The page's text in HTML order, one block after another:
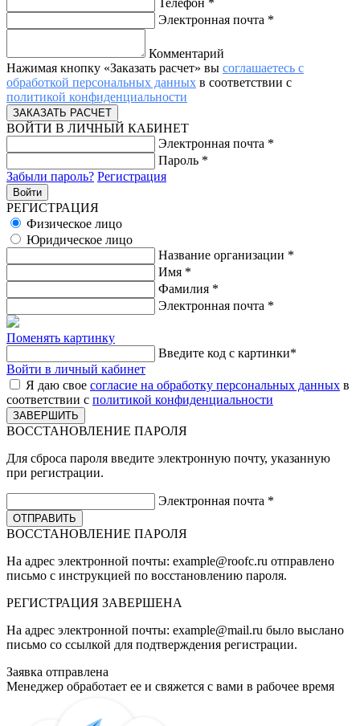
Электронная почта *
Комментарий
Нажимая кнопку «Заказать расчет» вы соглашаетесь с
обработкой персональных данных в соответствии с
политикой конфиденциальности
ВОЙТИ В ЛИЧНЫЙ КАБИНЕТ
Электронная почта *
Пароль *
Забыли пароль? Регистрация
РЕГИСТРАЦИЯ
Физическое лицо
Юридическое лицо
Название организации *
Имя *
Фамилия *
Электронная почта *
Поменять картинку
Введите код с картинки*
Войти в личный кабинет
Я даю свое согласие на обработку персональных данных в
соответствии с политикой конфиденциальности
ВОССТАНОВЛЕНИЕ ПАРОЛЯ
Для сброса пароля введите электронную почту, указанную
при регистрации.
Электронная почта *
ВОССТАНОВЛЕНИЕ ПАРОЛЯ
На адрес электронной почты: example@roofc.ru отправлено
письмо с инструкцией по восстановлению пароля.
РЕГИСТРАЦИЯ ЗАВЕРШЕНА
На адрес электронной почты: example@mail.ru было выслано
письмо со ссылкой для подтверждения регистрации.
Заявка отправлена
Менеджер обработает ее и свяжется с вами в рабочее время